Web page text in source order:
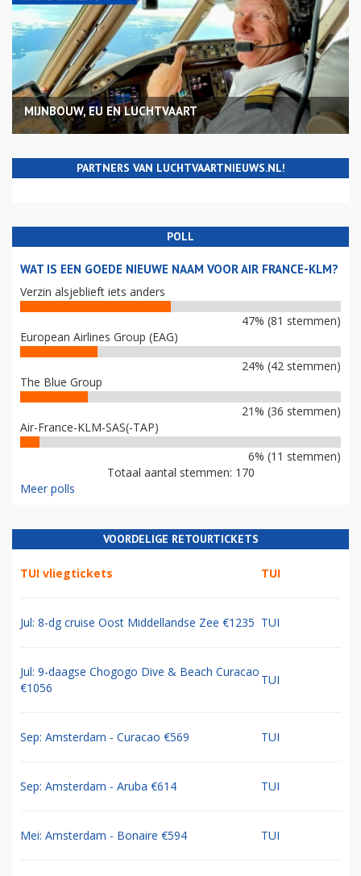
MIJNBOUW, EU EN LUCHTVAART
PARTNERS VAN LUCHTVAARTNIEUWS.NL!
POLL
WAT IS EEN GOEDE NIEUWE NAAM VOOR AIR FRANCE-KLM?
Verzin alsjeblieft iets anders
47% (81 stemmen)
European Airlines Group (EAG)
24% (42 stemmen)
The Blue Group
21% (36 stemmen)
Air-France-KLM-SAS(-TAP)
6% (11 stemmen)
Totaal aantal stemmen: 170
Meer polls
VOORDELIGE RETOURTICKETS
TUI vliegtickets TUI
Jul: 8-dg cruise Oost Middellandse Zee €1235 TUI
Jul: 9-daagse Chogogo Dive & Beach Curacao
€1056
TUI
Sep: Amsterdam - Curacao €569 TUI
Sep: Amsterdam - Aruba €614 TUI
Mei: Amsterdam - Bonaire €594 TUI